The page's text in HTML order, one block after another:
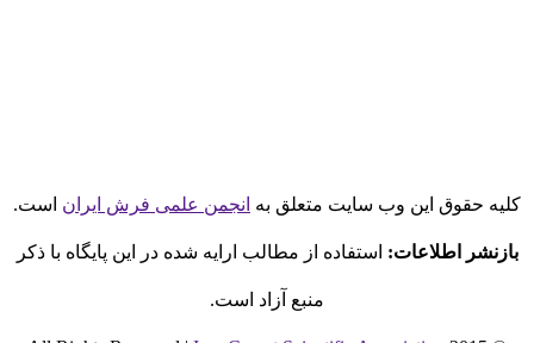
کلیه حقوق این وب سایت متعلق به انجمن علمی فرش ایران است.
بازنشر اطلاعات:استفاده از مطالب ارایه شده در این پایگاه با ذکر
منبع آزاد است.